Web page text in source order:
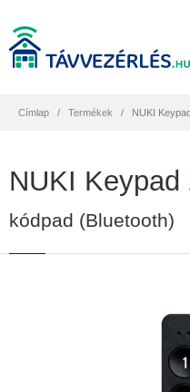
Címlap Termékek NUKI
NUKI Keypad
kódpad (Bluetooth)